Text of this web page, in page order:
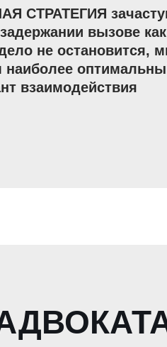
СТРАТЕГИЯ
вызове как
не остановится,
наиболее
взаимодействия